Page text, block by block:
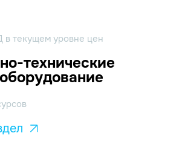
текущем уровне цен
технические